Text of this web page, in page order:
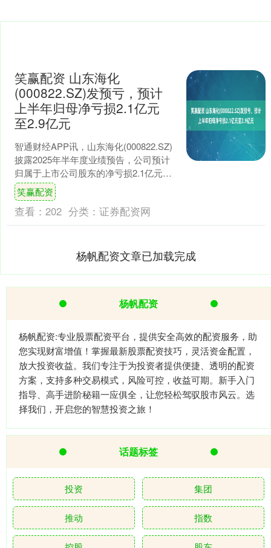
笑赢配资 山东海化
(000822.SZ)发预亏，预计
上半年归母净亏损2.1亿元
至2.9亿元
智通财经APP讯，山东海化(000822.SZ)
披露2025年半年度业绩预告，公司预计
归属于上市公司股东的净亏损2.1亿元至
2.9亿元，由盈转亏;扣除非经常性损....
笑赢配资
查看： 202 分类： 证券配资网
杨帆配资文章已加载完成
杨帆配资
杨帆配资:专业股票配资平台，提供安全高效的配资服务，助
您实现财富增值！掌握最新股票配资技巧，灵活资金配置，
放大投资收益。我们专注于为投资者提供便捷、透明的配资
方案，支持多种交易模式，风险可控，收益可期。新手入门
指导、高手进阶秘籍一应俱全，让您轻松驾驭股市风云。选
择我们，开启您的智慧投资之旅！
话题标签
投资 集团
推动 指数